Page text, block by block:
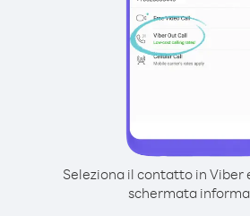
Seleziona il contatto in Viber
schermata